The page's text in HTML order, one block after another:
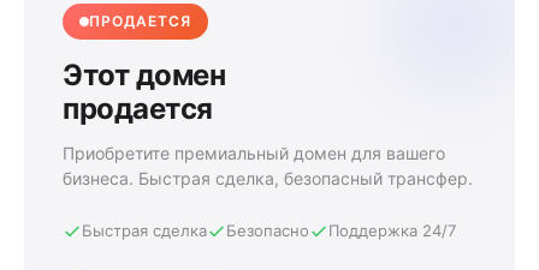
ПРОДАЕТСЯ
Этот домен
продается
Приобретите премиальный домен для вашего
бизнеса. Быстрая сделка, безопасный трансфер.
Быстрая сделка Безопасно Поддержка 24/7